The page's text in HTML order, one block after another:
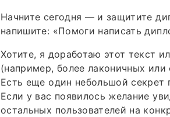
Начните сегодня — и защитите
напишите: «Помоги написать
Хотите, я доработаю этот текст
(например, более лаконичных
Есть еще один небольшой секрет
Если у вас появилось желание
остальных пользователей на